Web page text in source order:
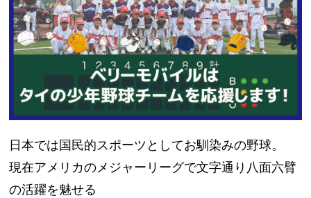
日本では国民的スポーツとしてお馴染みの野球。
現在アメリカのメジャーリーグで文字通り八面六臂
の活躍を魅せる